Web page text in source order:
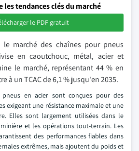
les tendances clés du marché
le PDF gratuit
le marché des chaînes pour pneus
en caoutchouc, métal, acier et
le marché, représentant 44 % en
à un TCAC de 6,1 % jusqu'en 2035.
pneus en acier sont conçues pour des
exigeant une résistance maximale et une
Elles sont largement utilisées dans le
et les opérations tout-terrain. Les
des performances fiables dans
extrêmes, mais ajoutent du poids et